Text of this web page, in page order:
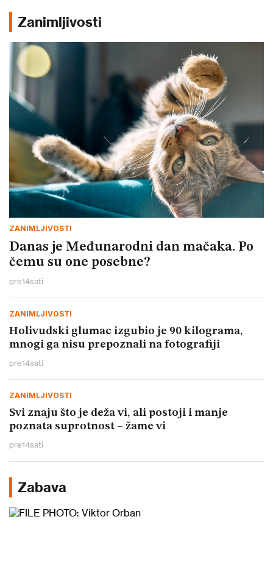
Zanimljivosti
ZANIMLJIVOSTI
Danas je Međunarodni dan mačaka. Po
čemu su one posebne?
pre14sati
ZANIMLJIVOSTI
Holivudski glumac izgubio je 90 kilograma,
mnogi ga nisu prepoznali na fotografiji
pre14sati
ZANIMLJIVOSTI
Svi znaju što je deža vi, ali postoji i manje
poznata suprotnost – žame vi
pre14sati
Zabava